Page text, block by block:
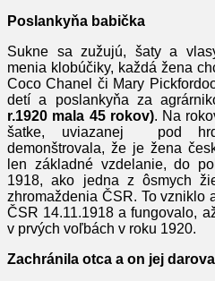
Poslankyňa babička
Sukne sa zužujú, šaty a
menia klobúčiky, každá žena
Coco Chanel či Mary
detí a poslankyňa za
r.1920 mala 45 rokov). Na
šatke, uviazanej pod
demonštrovala, že je žena
len základné vzdelanie, do
1918, ako jedna z ôsmych
zhromaždenia ČSR. To vzniklo
ČSR 14.11.1918 a fungovalo,
v prvých voľbách v roku 1920.
Zachránila otca a on jej